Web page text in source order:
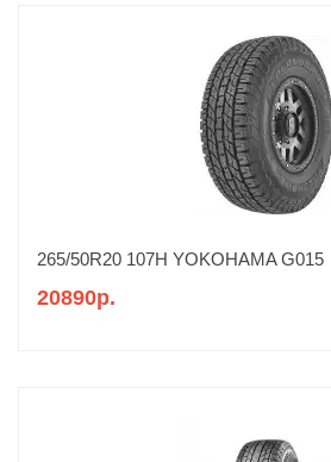
265/50R20 107H YOKOHAMA G015
20890р.